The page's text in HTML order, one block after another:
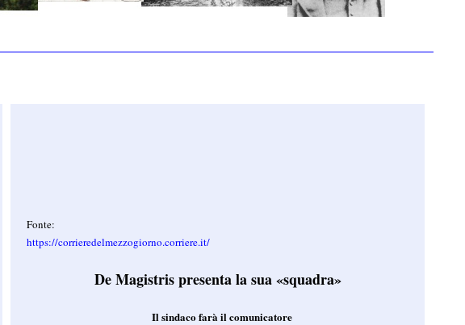
Fonte:
https://corrieredelmezzogiorno.corriere.it/
De Magistris presenta la sua «squadra»
Il sindaco farà il comunicatore